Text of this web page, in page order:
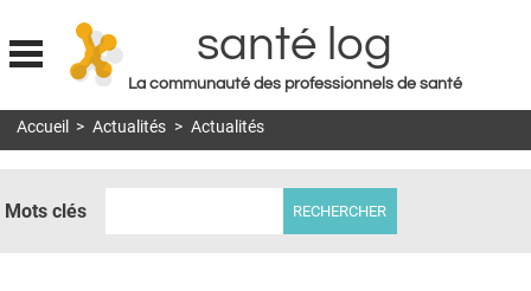
Jump to navigation
santé log
La communauté des professionnels de santé
MON COMPTE
Accueil > Actualités > Actualités
Mots clés